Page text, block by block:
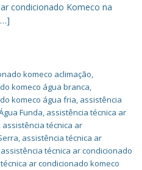
condicionado Komeco na
komeco aclimação,
komeco água branca,
komeco água fria, assistência
Funda, assistência técnica ar
, assistência técnica ar
, assistência técnica ar
assistência técnica ar condicionado
ar condicionado komeco